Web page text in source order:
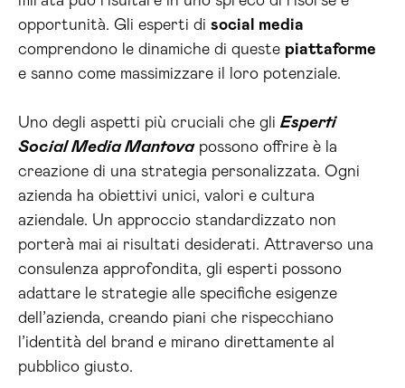
opportunità. Gli esperti di social media
comprendono le dinamiche di queste piattaforme
e sanno come massimizzare il loro potenziale.
Uno degli aspetti più cruciali che gli Esperti
Social Media Mantovapossono offrire è la
creazione di una strategia personalizzata. Ogni
azienda ha obiettivi unici, valori e cultura
aziendale. Un approccio standardizzato non
porterà mai ai risultati desiderati. Attraverso una
consulenza approfondita, gli esperti possono
adattare le strategie alle specifiche esigenze
dell’azienda, creando piani che rispecchiano
l’identità del brand e mirano direttamente al
pubblico giusto.